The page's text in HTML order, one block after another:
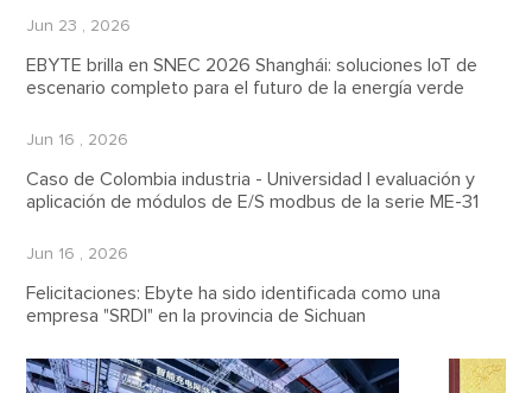
Jun 23 , 2026
EBYTE brilla en SNEC 2026 Shanghái: soluciones IoT de
escenario completo para el futuro de la energía verde
Jun 16 , 2026
Caso de Colombia industria - Universidad | evaluación y
aplicación de módulos de E/S modbus de la serie ME-31
Jun 16 , 2026
Felicitaciones: Ebyte ha sido identificada como una
empresa "SRDI" en la provincia de Sichuan